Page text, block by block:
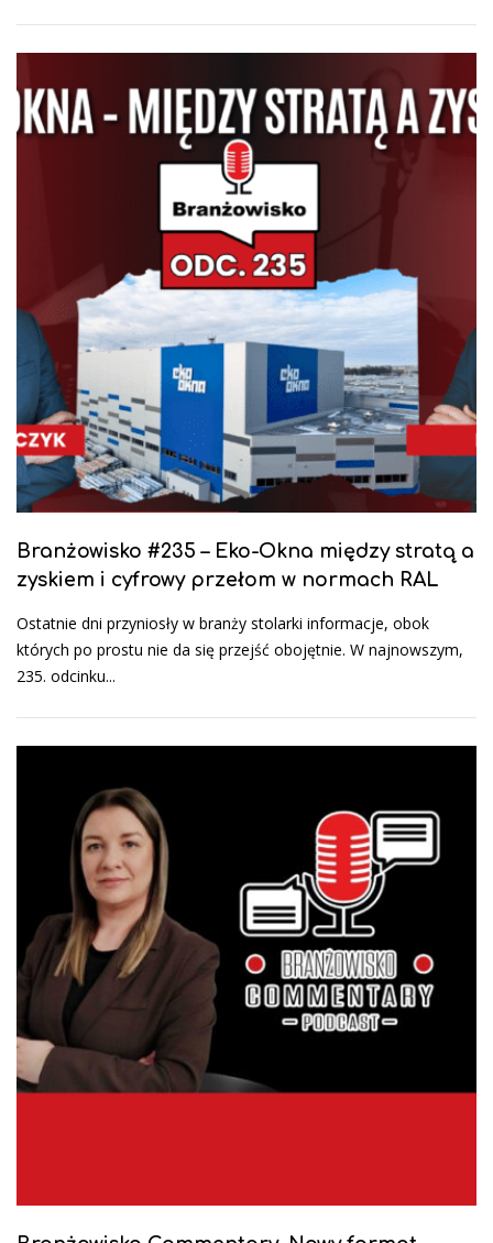
Branżowisko #235 – Eko-Okna między stratą a
zyskiem i cyfrowy przełom w normach RAL
Ostatnie dni przyniosły w branży stolarki informacje, obok
których po prostu nie da się przejść obojętnie. W najnowszym,
235. odcinku...